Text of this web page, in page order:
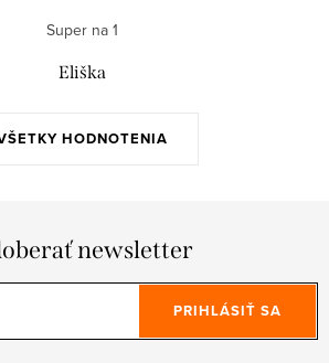
HODNOTENIA
Super na 1
Eliška
newsletter
PRIHLÁSIŤ SA